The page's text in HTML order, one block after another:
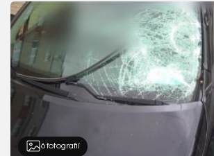
6 fotografií